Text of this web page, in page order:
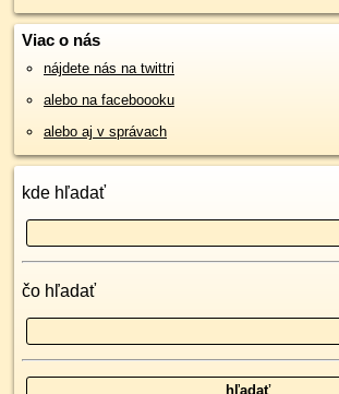
Viac o nás
nájdete nás na twittri
alebo na faceboooku
alebo aj v správach
kde hľadať
čo hľadať